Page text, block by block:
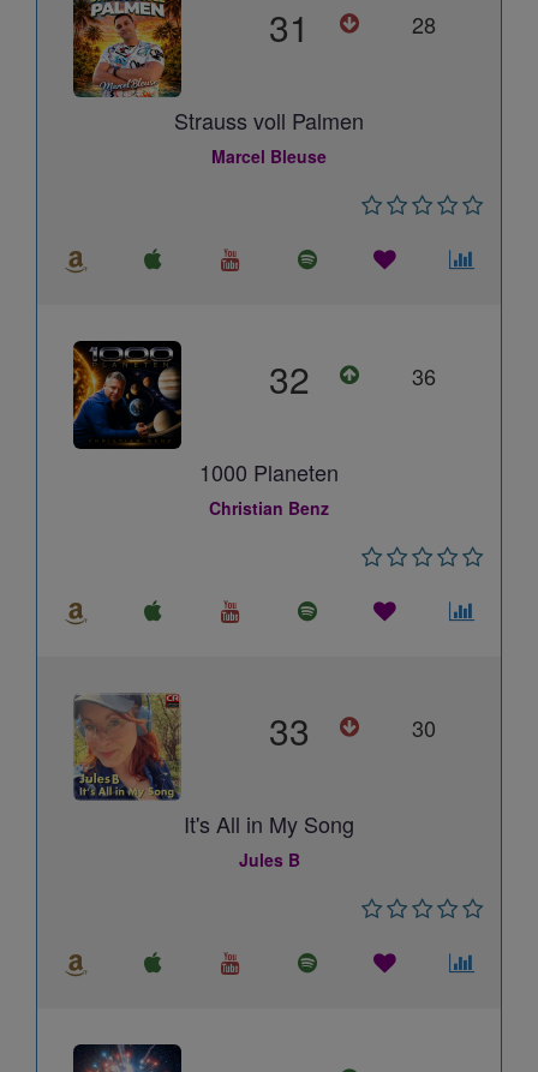
31 28
Strauss voll Palmen
Marcel Bleuse
32 36
1000 Planeten
Christian Benz
33 30
It's All in My Song
Jules B